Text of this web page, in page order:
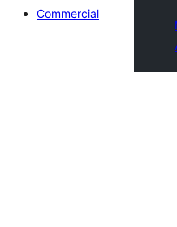
Commercial